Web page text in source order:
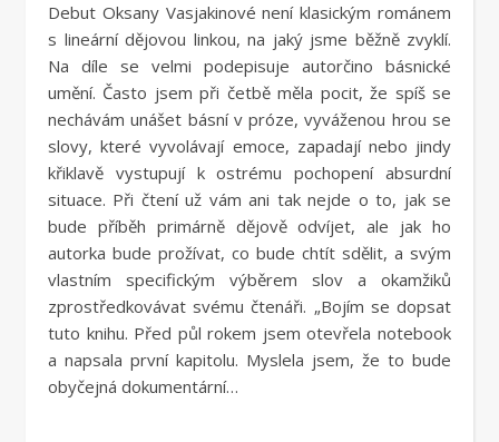
Debut Oksany Vasjakinové není klasickým románem
s lineární dějovou linkou, na jaký jsme běžně zvyklí.
Na díle se velmi podepisuje autorčino básnické
umění. Často jsem při četbě měla pocit, že spíš se
nechávám unášet básní v próze, vyváženou hrou se
slovy, které vyvolávají emoce, zapadají nebo jindy
křiklavě vystupují k ostrému pochopení absurdní
situace. Při čtení už vám ani tak nejde o to, jak se
bude příběh primárně dějově odvíjet, ale jak ho
autorka bude prožívat, co bude chtít sdělit, a svým
vlastním specifickým výběrem slov a okamžiků
zprostředkovávat svému čtenáři. „Bojím se dopsat
tuto knihu. Před půl rokem jsem otevřela notebook
a napsala první kapitolu. Myslela jsem, že to bude
obyčejná dokumentární…